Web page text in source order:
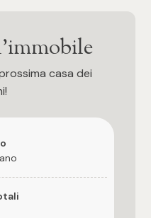
casa dei